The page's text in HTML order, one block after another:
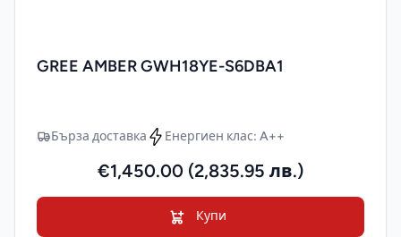
GREE AMBER GWH18YE-S6DBA1
Бърза доставка Енергиен клас: A++
€1,450.00 (2,835.95 лв.)
Купи